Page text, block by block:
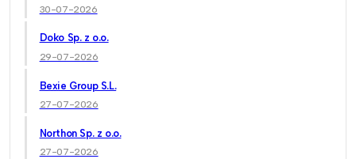
30-07-2026
Doko Sp. z o.o.
29-07-2026
Bexie Group S.L.
27-07-2026
Northon Sp. z o.o.
27-07-2026